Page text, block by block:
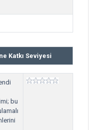
Katkı Seviyesi
bu